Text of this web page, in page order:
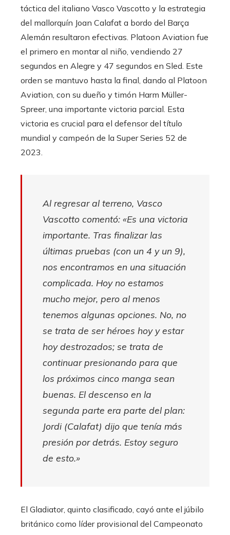
táctica del italiano Vasco Vascotto y la estrategia
del mallorquín Joan Calafat a bordo del Barça
Alemán resultaron efectivas. Platoon Aviation fue
el primero en montar al niño, vendiendo 27
segundos en Alegre y 47 segundos en Sled. Este
orden se mantuvo hasta la final, dando al Platoon
Aviation, con su dueño y timón Harm Müller-
Spreer, una importante victoria parcial. Esta
victoria es crucial para el defensor del título
mundial y campeón de la Super Series 52 de
2023.
Al regresar al terreno, Vasco
Vascotto comentó: «Es una victoria
importante. Tras finalizar las
últimas pruebas (con un 4 y un 9),
nos encontramos en una situación
complicada. Hoy no estamos
mucho mejor, pero al menos
tenemos algunas opciones. No, no
se trata de ser héroes hoy y estar
hoy destrozados; se trata de
continuar presionando para que
los próximos cinco manga sean
buenas. El descenso en la
segunda parte era parte del plan:
Jordi (Calafat) dijo que tenía más
presión por detrás. Estoy seguro
de esto.»
El Gladiator, quinto clasificado, cayó ante el júbilo
británico como líder provisional del Campeonato